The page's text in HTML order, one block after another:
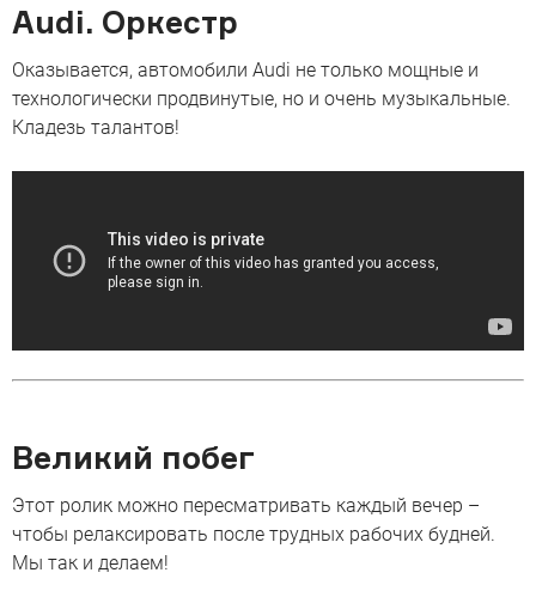
Audi. Оркестр
Оказывается, автомобили Audi не только мощные и
технологически продвинутые, но и очень музыкальные.
Кладезь талантов!
Великий побег
Этот ролик можно пересматривать каждый вечер –
чтобы релаксировать после трудных рабочих будней.
Мы так и делаем!